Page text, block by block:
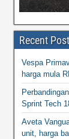
Recent
Vespa
harga mula
Sprint Tech
Aveta
unit, harga